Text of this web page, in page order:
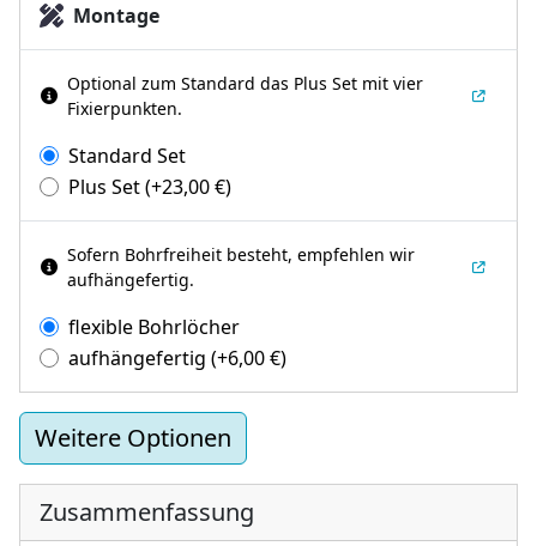
Montage
Optional zum Standard das Plus Set mit vier
Fixierpunkten.
Standard Set
Plus Set(+23,00€)
Sofern Bohrfreiheit besteht, empfehlen wir
aufhängefertig.
flexible Bohrlöcher
aufhängefertig (+6,00€)
Weitere Optionen
Zusammenfassung